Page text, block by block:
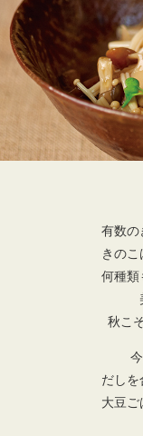
有数の
きのこ
何種類
秋こ
だしを
大豆ご